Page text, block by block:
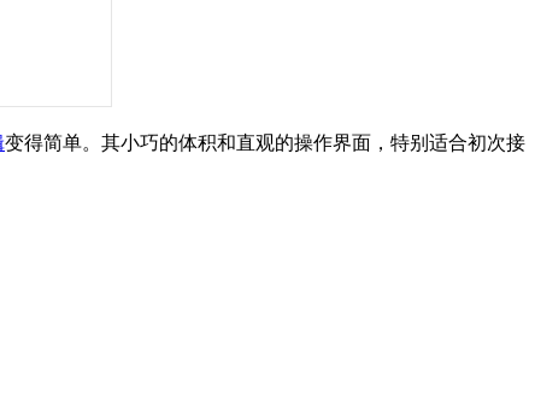
变得简单。其小巧的体积和直观的操作界面，特别适合初次接